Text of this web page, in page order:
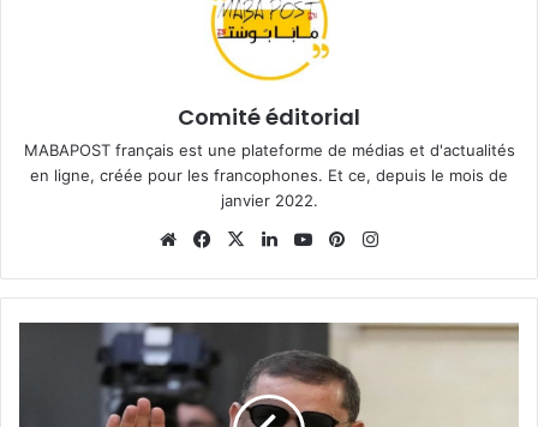
Comité éditorial
MABAPOST français est une plateforme de médias et d'actualités
en ligne, créée pour les francophones. Et ce, depuis le mois de
janvier 2022.
WebsiteFacebook
X LinkedinYouTubePinterest